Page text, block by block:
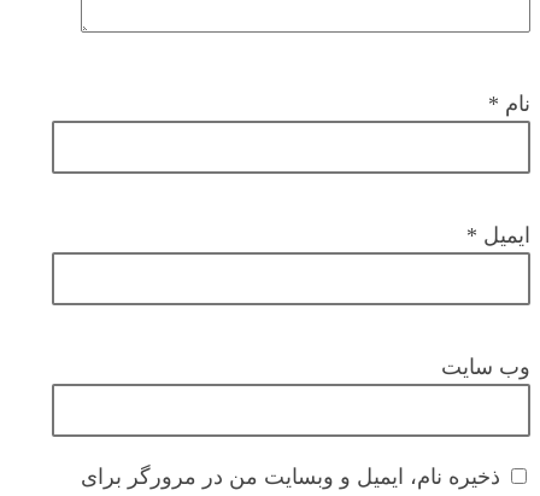
نام *
ایمیل *
وب‌ سایت
ذخیره نام، ایمیل و وبسایت من در مرورگر برای